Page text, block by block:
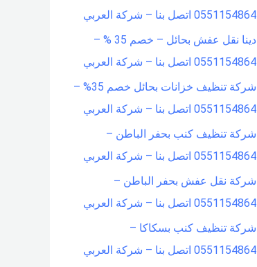
0551154864 اتصل بنا – شركة العربي
دينا نقل عفش بحائل – خصم 35 % –
0551154864 اتصل بنا – شركة العربي
شركة تنظيف خزانات بحائل خصم 35% –
0551154864 اتصل بنا – شركة العربي
شركة تنظيف كنب بحفر الباطن –
0551154864 اتصل بنا – شركة العربي
شركة نقل عفش بحفر الباطن –
0551154864 اتصل بنا – شركة العربي
شركة تنظيف كنب بسكاكا –
0551154864 اتصل بنا – شركة العربي